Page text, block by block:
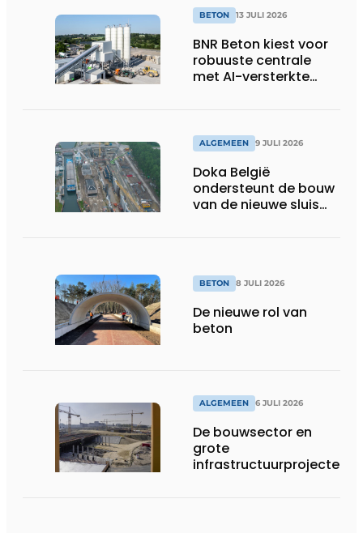
BETON 13 JULI 2026
BNR Beton kiest voor
robuuste centrale
met AI-versterkte
ALGEMEEN 9 JULI 2026
Doka België
ondersteunt de bouw
van de nieuwe sluis
BETON 8 JULI 2026
De nieuwe rol van
beton
ALGEMEEN 6 JULI 2026
De bouwsector en
grote
infrastructuurprojecten